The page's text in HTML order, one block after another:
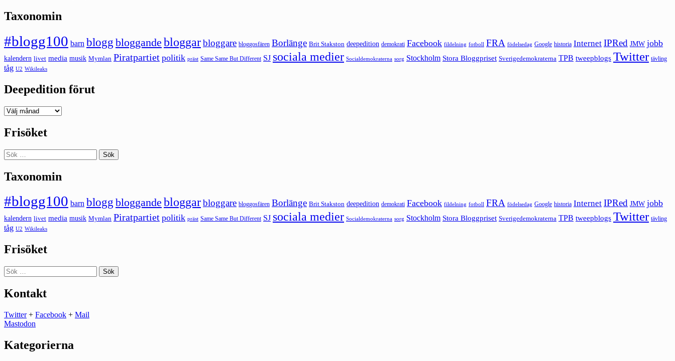
Taxonomin
#blogg100 barn blogg bloggande bloggarbloggare bloggosfären Borlänge Brit Stakston deepedition demokrati Facebook fildelning fotboll FRA födelsedag Google historia Internet IPRed JMW jobb
kalendern livet media musik Mymlan Piratpartiet politik präst Same Same But Different SJ sociala medier Socialdemokraterna sorg Stockholm Stora Bloggpriset Sverigedemokraterna TPB tweepblogs Twitter tävling
tåg U2 Wikileaks
Deepedition förut
Deepedition
Frisöket
Sök
efter:
Taxonomin
#blogg100 barn blogg bloggande bloggarbloggare bloggosfären Borlänge Brit Stakston deepedition demokrati Facebook fildelning fotboll FRA födelsedag Google historia Internet IPRed JMW jobb
kalendern livet media musik Mymlan Piratpartiet politik präst Same Same But Different SJ sociala medier Socialdemokraterna sorg Stockholm Stora Bloggpriset Sverigedemokraterna TPB tweepblogs Twitter tävling
tåg U2 Wikileaks
Frisöket
Sök
efter:
Kontakt
Twitter+ Facebook + Mail
Mastodon
Kategorierna